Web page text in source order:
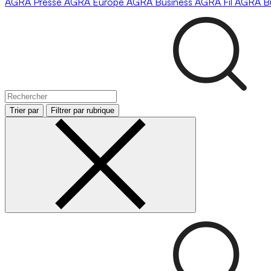
Trier par Filtrer par rubrique